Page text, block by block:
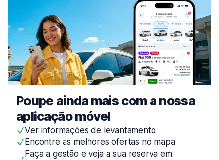
Aeroporto de Faro
desde 13,41 € por dia
Funchal
203 ofertas especiais em 5 localizações
Guimarães
63 ofertas especiais em 1 localização
159 ofertas especiais em 1 localização
Lisboa
1743 ofertas especiais em 19 localizações
Aeroporto de Lisboa
desde 7,08 € por dia
Poupe ainda mais com a nossa
aplicação móvel
Ver informações de levantamento
Encontre as melhores ofertas no mapa
Faça a gestão e veja a sua reserva em